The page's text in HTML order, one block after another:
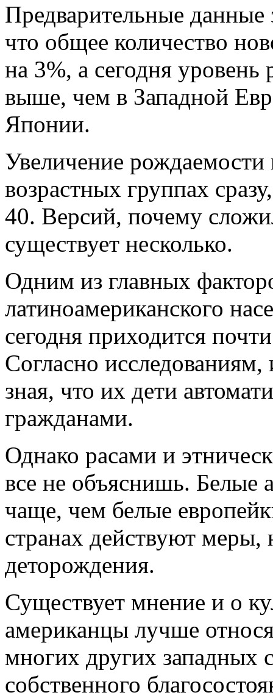
Предварительные данные
что общее количество
на 3%, а сегодня
выше, чем в Западной
Японии.
Увеличение рождаемости
возрастных группах
40. Версий, почему
существует несколько.
Одним из главных
латиноамериканского
сегодня приходится
Согласно
зная, что их дети
гражданами.
Однако расами и
все не объяснишь. Белые
чаще, чем белые
странах действуют
деторождения.
Существует мнение и о
американцы лучше
многих других западных
собственного